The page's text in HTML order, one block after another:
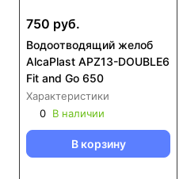
750 руб.
Водоотводящий желоб
AlcaPlast APZ13-DOUBLE6
Fit and Go 650
Характеристики
0 В наличии
В корзину